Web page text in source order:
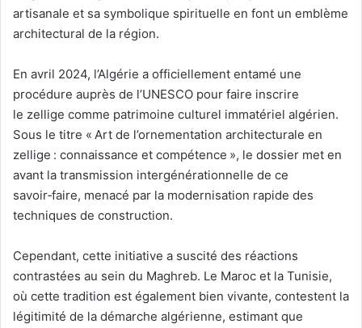
artisanale et sa symbolique spirituelle en font un emblème
architectural de la région.
En avril 2024, l’Algérie a officiellement entamé une
procédure auprès de l’UNESCO pour faire inscrire
le zellige comme patrimoine culturel immatériel algérien.
Sous le titre « Art de l’ornementation architecturale en
zellige : connaissance et compétence », le dossier met en
avant la transmission intergénérationnelle de ce
savoir‑faire, menacé par la modernisation rapide des
techniques de construction.
Cependant, cette initiative a suscité des réactions
contrastées au sein du Maghreb. Le Maroc et la Tunisie,
où cette tradition est également bien vivante, contestent la
légitimité de la démarche algérienne, estimant que